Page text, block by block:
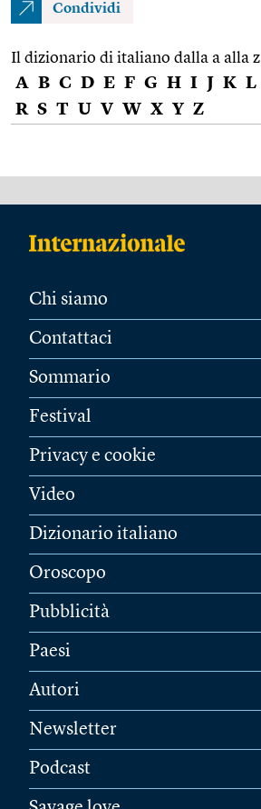
Condividi
Il dizionario di italiano dalla a alla z
A B C D E F G H I J K L
R S T U V W X Y Z
Chi siamo
Contattaci
Sommario
Festival
Privacy e cookie
Video
Dizionario italiano
Oroscopo
Pubblicità
Paesi
Autori
Newsletter
Podcast